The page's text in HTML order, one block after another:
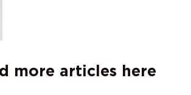
more articles here